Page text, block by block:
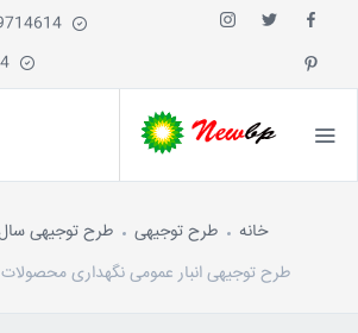
خانه طرح توجیهی
طرح توجیهی سال
طرح توجیهی انبار عمومی نگهداری محصولات و